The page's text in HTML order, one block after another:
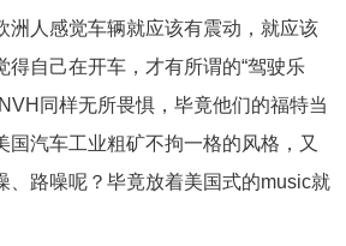
洲人感觉车辆就应该有震动，就应该
得自己在开车，才有所谓的“驾驶乐
同样无所畏惧，毕竟他们的福特当
国汽车工业粗矿不拘一格的风格，又
、路噪呢？毕竟放着美国式的music就